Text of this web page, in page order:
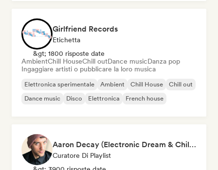
Girlfriend Records
Etichetta
&gt; 1800 risposte date
AmbientChill HouseChill outDance musicDanza pop
Ingaggiare artisti o pubblicare la loro musica
Elettronica sperimentale Ambient Chill House
Chill out
Dance music
Disco Elettronica French house
Aaron Decay (Electronic Dream & Chill Electronic Dream playlists)
Curatore Di Playlist